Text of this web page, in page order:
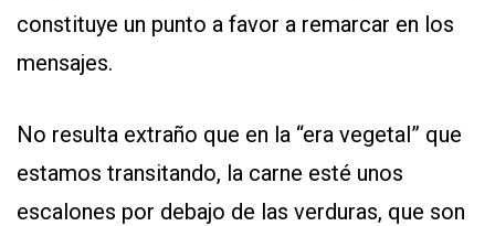
constituye un punto a favor a remarcar en los
mensajes.
No resulta extraño que en la “era vegetal” que
estamos transitando, la carne esté unos
escalones por debajo de las verduras, que son